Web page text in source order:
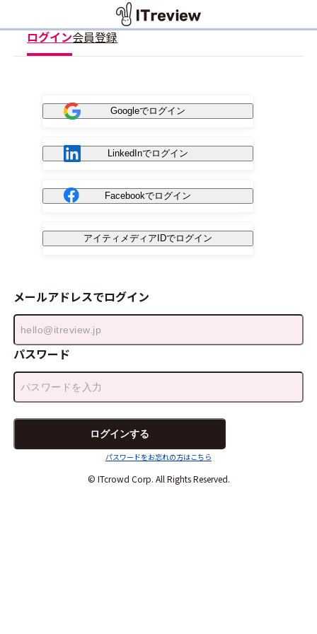
ログイン会員登録
Googleでログイン
LinkedInでログイン
Facebookでログイン
アイティメディアIDでログイン
メールアドレスでログイン
パスワード
パスワードをお忘れの方はこちら
© ITcrowd Corp. All Rights Reserved.